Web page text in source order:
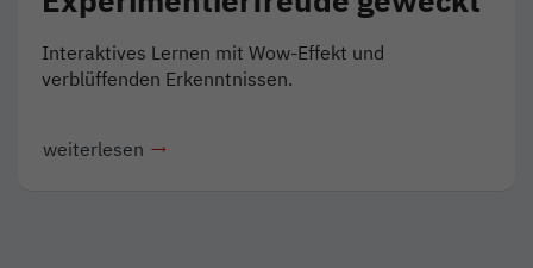
Interaktives Lernen mit Wow-Effekt und
verblüffenden Erkenntnissen.
weiterlesen